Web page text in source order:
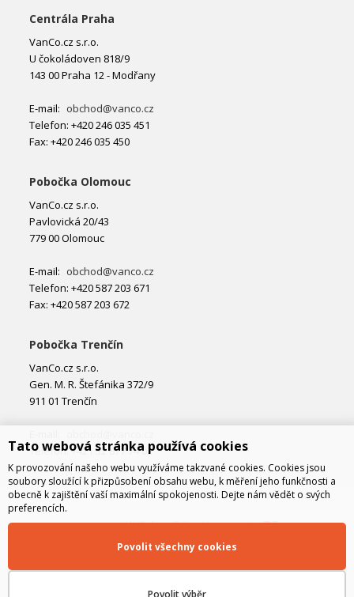
Centrála Praha
VanCo.cz s.r.o.
U čokoládoven 818/9
143 00 Praha 12 - Modřany
E-mail: obchod@vanco.cz
Telefon: +420 246 035 451
Fax: +420 246 035 450
Pobočka Olomouc
VanCo.cz s.r.o.
Pavlovická 20/43
779 00 Olomouc
E-mail: obchod@vanco.cz
Telefon: +420 587 203 671
Fax: +420 587 203 672
Pobočka Trenčín
VanCo.cz s.r.o.
Gen. M. R. Štefánika 372/9
911 01 Trenčín
Telefon: +421 32 877 74 02
Tato webová stránka používá cookies
K provozování našeho webu využíváme takzvané cookies. Cookies jsou
soubory sloužící k přizpůsobení obsahu webu, k měření jeho funkčnosti a
obecně k zajištění vaší maximální spokojenosti. Dejte nám vědět o svých
preferencích.
Povolit výběr
Povolit všechny cookies